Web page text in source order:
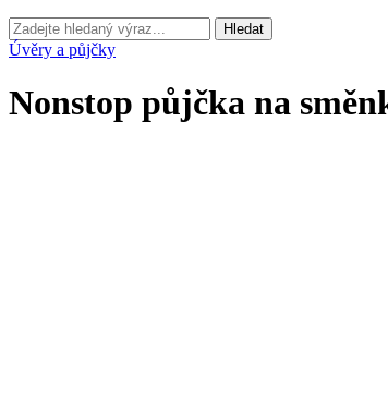
Hledat
Úvěry a půjčky
Nonstop půjčka na